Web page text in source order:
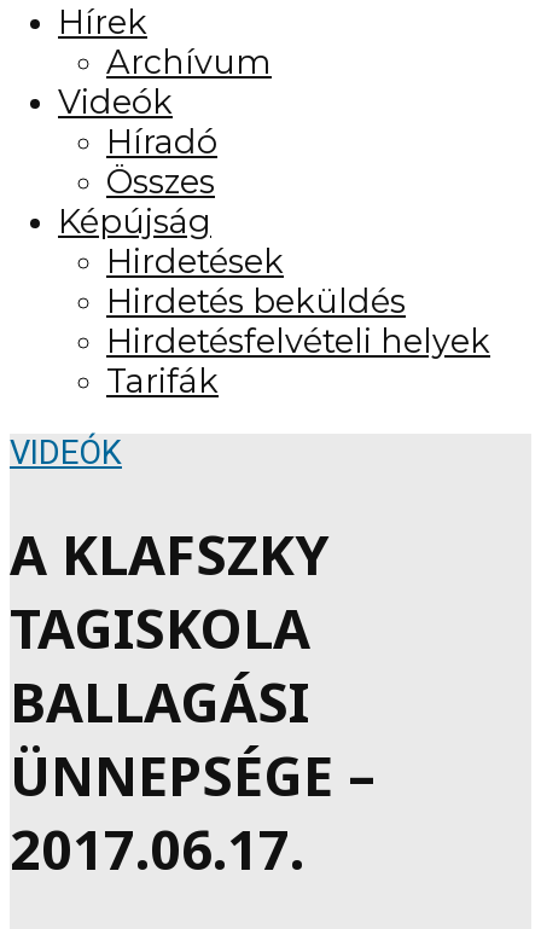
Hírek
Archívum
Videók
Híradó
Összes
Képújság
Hirdetések
Hirdetés beküldés
Hirdetésfelvételi helyek
Tarifák
VIDEÓK
A KLAFSZKY
TAGISKOLA
BALLAGÁSI
ÜNNEPSÉGE –
2017.06.17.